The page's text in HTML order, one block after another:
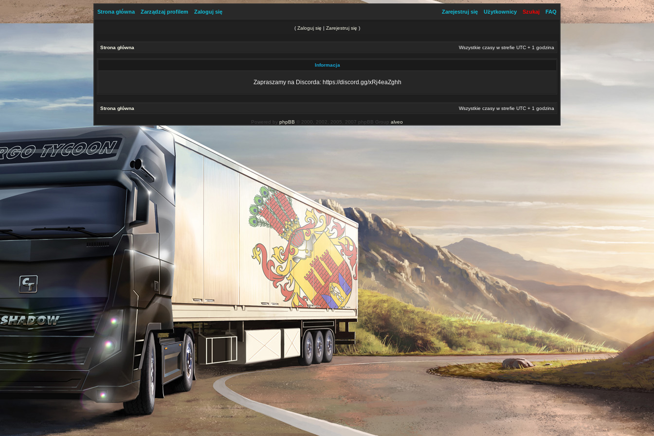
Strona główna Zarządzaj profilem Zaloguj się FAQ
Szukaj
Użytkownicy
Zarejestruj się
( Zaloguj się | Zarejestruj się )
Strona główna Wszystkie czasy w strefie UTC + 1 godzina
Informacja
Zapraszamy na Discorda: https://discord.gg/xRj4eaZghh
Strona główna Wszystkie czasy w strefie UTC + 1 godzina
Powered by phpBB © 2000, 2002, 2005, 2007 phpBB Group alveo